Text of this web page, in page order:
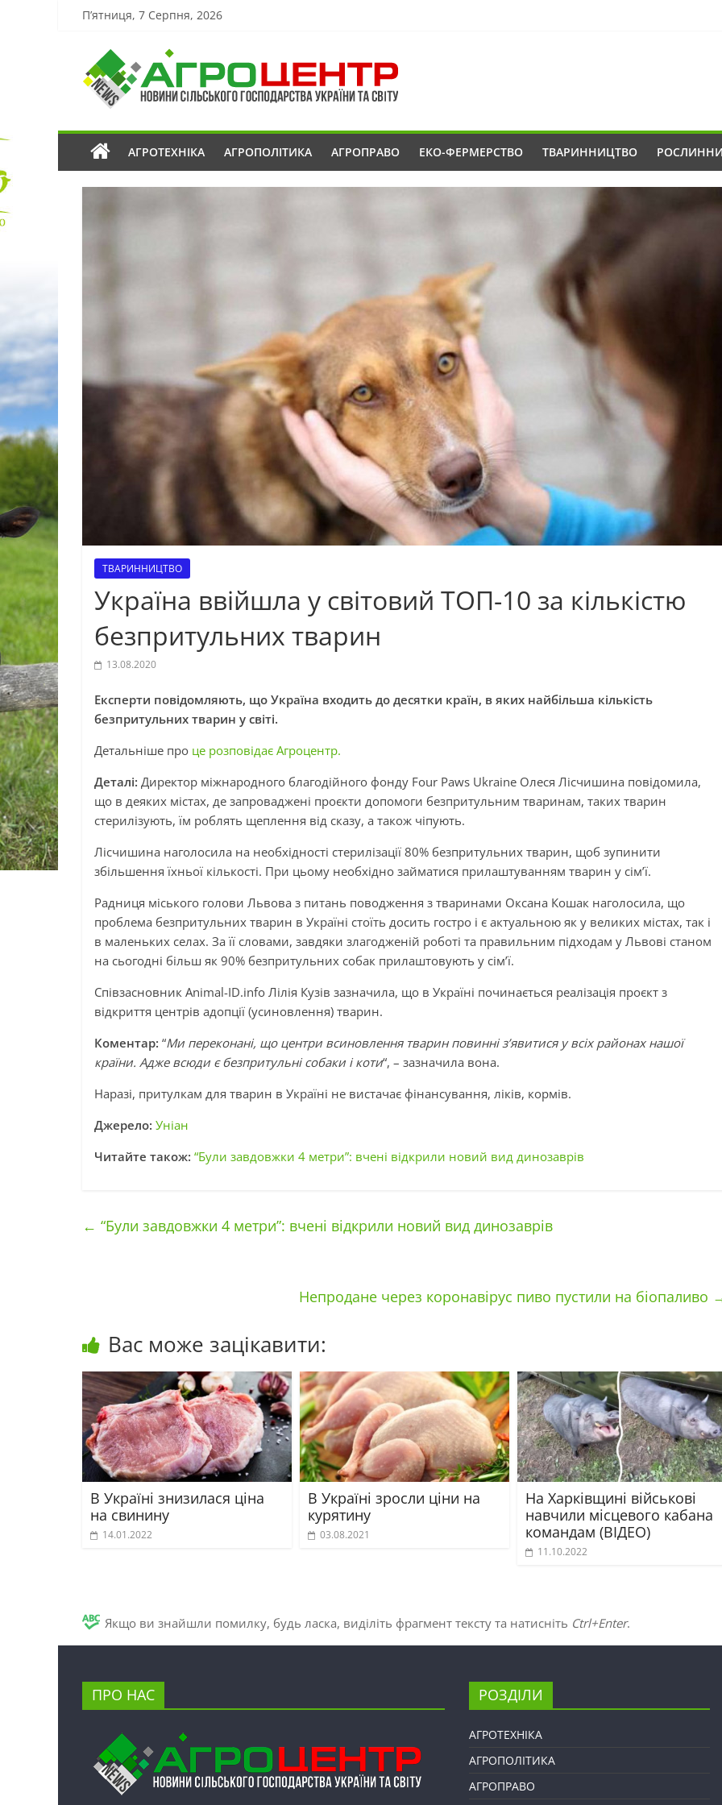
П’ятниця, 7 Серпня, 2026
АГРОТЕХНІКА АГРОПОЛІТИКА АГРОПРАВО ЕКО-ФЕРМЕРСТВО ТВАРИННИЦТВО
ТВАРИННИЦТВО
Україна ввійшла у світовий ТОП-10 за кількістю
безпритульних тварин
13.08.2020
Експерти повідомляють, що Україна входить до десятки країн, в яких найбільша кількість
безпритульних тварин у світі.
Детальніше про це розповідає Агроцентр.
Деталі: Директор міжнародного благодійного фонду Four Paws Ukraine Олеся Лісчишина повідомила,
що в деяких містах, де запроваджені проєкти допомоги безпритульним тваринам, таких тварин
стерилізують, їм роблять щеплення від сказу, а також чіпують.
Лісчишина наголосила на необхідності стерилізації 80% безпритульних тварин, щоб зупинити
збільшення їхньої кількості. При цьому необхідно займатися прилаштуванням тварин у сім’ї.
Радниця міського голови Львова з питань поводження з тваринами Оксана Кошак наголосила, що
проблема безпритульних тварин в Україні стоїть досить гостро і є актуальною як у великих містах, так і
в маленьких селах. За її словами, завдяки злагодженій роботі та правильним підходам у Львові станом
на сьогодні більш як 90% безпритульних собак прилаштовують у сім’ї.
Співзасновник Animal-ID.info Лілія Кузів зазначила, що в Україні починається реалізація проєкт з
відкриття центрів адопції (усиновлення) тварин.
Коментар: “Ми переконані, що центри всиновлення тварин повинні з’явитися у всіх районах нашої
країни. Адже всюди є безпритульні собаки і коти“, – зазначила вона.
Наразі, притулкам для тварин в Україні не вистачає фінансування, ліків, кормів.
Джерело: Уніан
Читайте також: “Були завдовжки 4 метри”: вчені відкрили новий вид динозаврів
← “Були завдовжки 4 метри”: вчені відкрили новий вид динозаврів
Непродане через коронавірус пиво пустили на біопаливо
Вас може зацікавити:
В Україні знизилася ціна
на свинину
14.01.2022
В Україні зросли ціни на
курятину
03.08.2021
На Харківщині військові
навчили місцевого кабана
командам (ВІДЕО)
11.10.2022
Якщо ви знайшли помилку, будь ласка, виділіть фрагмент тексту та натисніть Ctrl+Enter.
ПРО НАС РОЗДІЛИ
АГРОТЕХНІКА
АГРОПОЛІТИКА
АГРОПРАВО